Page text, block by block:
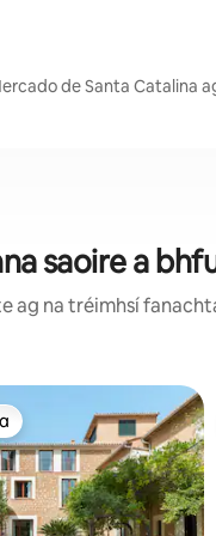
de Santa Catalina
saoire a
na tréimhsí